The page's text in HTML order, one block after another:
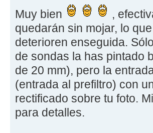
Muy bien
,
quedarán sin mojar, lo
deterioren enseguida.
de sondas la has pintado
de 20 mm), pero la
(entrada al prefiltro) con
rectificado sobre tu foto.
para detalles.